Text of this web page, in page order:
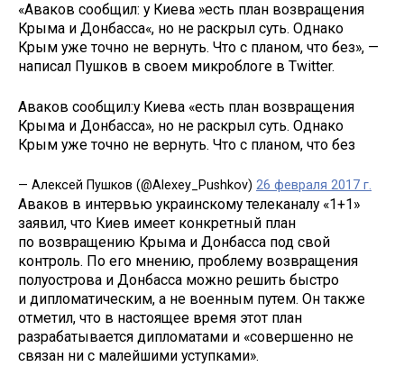
«Аваков сообщил: у Киева »есть план возвращения
Крыма и Донбасса«, но не раскрыл суть. Однако
Крым уже точно не вернуть. Что с планом, что без», —
написал Пушков в своем микроблоге в Twitter.
Аваков сообщил:у Киева «есть план возвращения
Крыма и Донбасса», но не раскрыл суть. Однако
Крым уже точно не вернуть. Что с планом, что без
— Алексей Пушков (@Alexey_Pushkov) 26 февраля 2017 г.
Аваков в интервью украинскому телеканалу «1+1»
заявил, что Киев имеет конкретный план
по возвращению Крыма и Донбасса под свой
контроль. По его мнению, проблему возвращения
полуострова и Донбасса можно решить быстро
и дипломатическим, а не военным путем. Он также
отметил, что в настоящее время этот план
разрабатывается дипломатами и «совершенно не
связан ни с малейшими уступками».